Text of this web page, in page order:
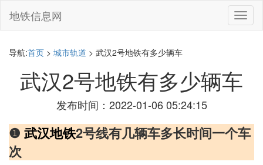
切
换
地铁信息网
导航:首页 > 城市轨道 > 武汉2号地铁有多少辆车
武汉2号地铁有多少辆车
发布时间：2022-01-06 05:24:15
❶ 武汉地铁2号线有几辆车多长时间一个车
次